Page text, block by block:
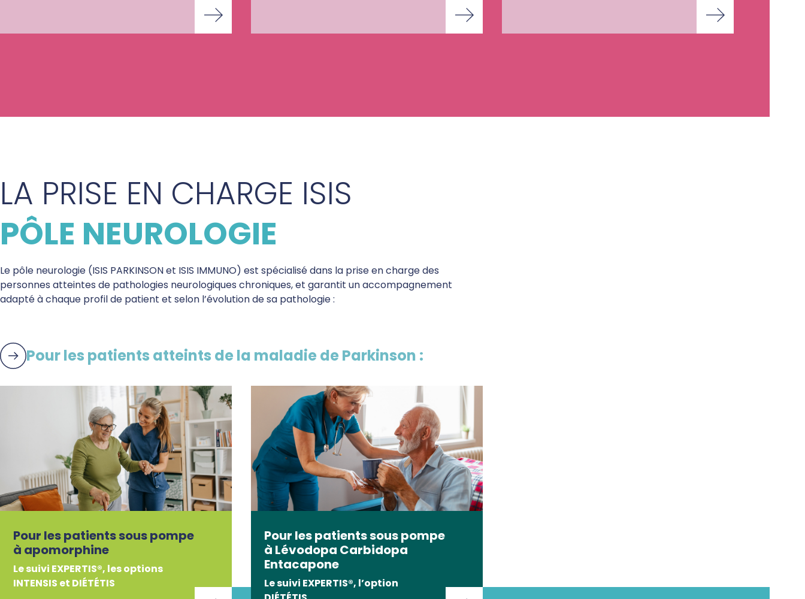
LA PRISE EN CHARGE ISIS
PÔLE NEUROLOGIE
Le pôle neurologie (ISIS PARKINSON et ISIS IMMUNO) est spécialisé dans la prise en charge des
personnes atteintes de pathologies neurologiques chroniques, et garantit un accompagnement
adapté à chaque profil de patient et selon l’évolution de sa pathologie :
Pour les patients atteints de la maladie de Parkinson :
Pour les patients sous pompe
à apomorphine
Le suivi EXPERTIS®, les options
INTENSIS et DIÉTÉTIS
Pour les patients sous pompe
à Lévodopa Carbidopa
Entacapone
Le suivi EXPERTIS®, l’option